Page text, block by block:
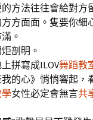
方法往往會給對方
方面面。隻要你細
。
炬剖明。
拼寫成ILOV舞蹈教
的心》悄悄響起，
女性必定會無言共